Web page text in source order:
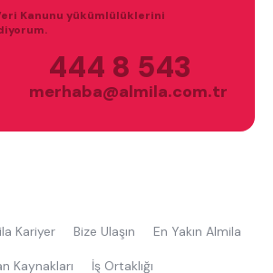
Kanunu yükümlülüklerini
444 8 543
merhaba@almila.com.tr
Kariyer Bize Ulaşın En Yakın Almila
Kaynakları İş Ortaklığı